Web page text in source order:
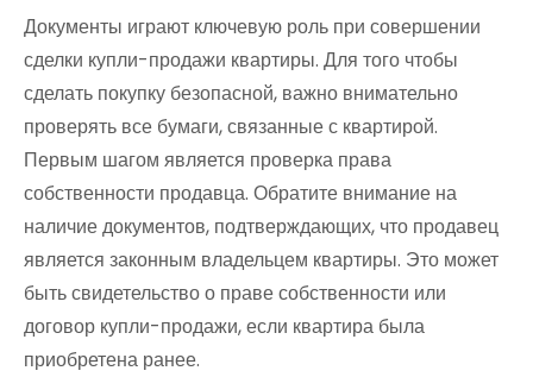
Документы играют ключевую роль при совершении
сделки купли-продажи квартиры. Для того чтобы
сделать покупку безопасной, важно внимательно
проверять все бумаги, связанные с квартирой.
Первым шагом является проверка права
собственности продавца. Обратите внимание на
наличие документов, подтверждающих, что продавец
является законным владельцем квартиры. Это может
быть свидетельство о праве собственности или
договор купли-продажи, если квартира была
приобретена ранее.